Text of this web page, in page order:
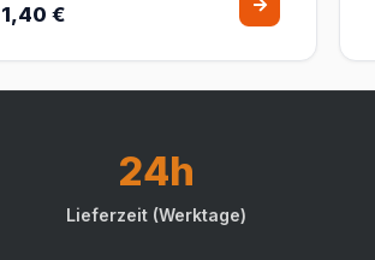
1,40 €
24h
Lieferzeit (Werktage)